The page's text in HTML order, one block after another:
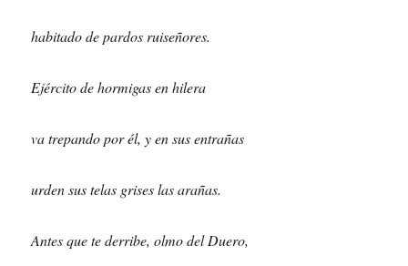
habitado de pardos ruiseñores.
Ejército de hormigas en hilera
va trepando por él, y en sus entrañas
urden sus telas grises las arañas.
Antes que te derribe, olmo del Duero,